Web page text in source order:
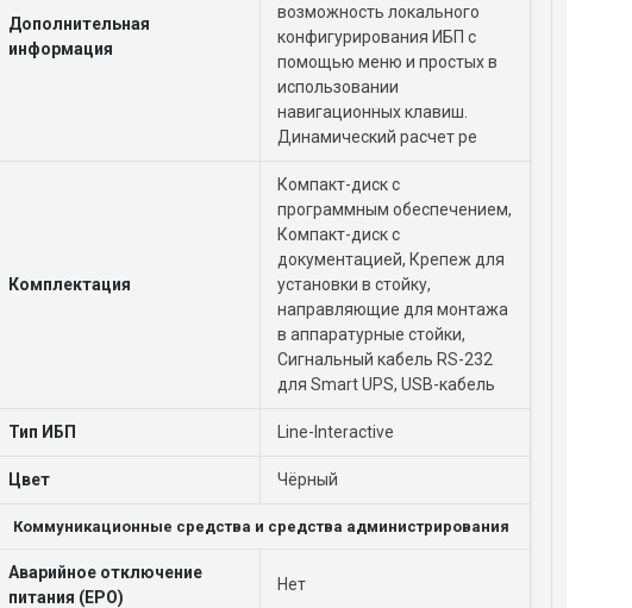
Дополнительная
информация
возможность локального
конфигурирования ИБП с
помощью меню и простых в
использовании
навигационных клавиш.
Динамический расчет ре
Комплектация
Компакт-диск с
программным обеспечением,
Компакт-диск с
документацией, Крепеж для
установки в стойку,
направляющие для монтажа
в аппаратурные стойки,
Сигнальный кабель RS-232
для Smart UPS, USB-кабель
Тип ИБП Line-Interactive
Цвет Чёрный
Коммуникационные средства и средства администрирования
Аварийное отключение
питания (EPO)
Нет